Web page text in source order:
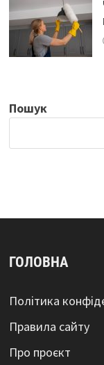
Пошук
ГОЛОВНА
Політика
Правила сайту
Про проєкт